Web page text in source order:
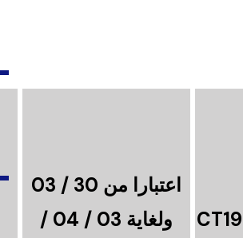
CT19
اعتبارا من 30 / 03
ولغاية 03 / 04 /